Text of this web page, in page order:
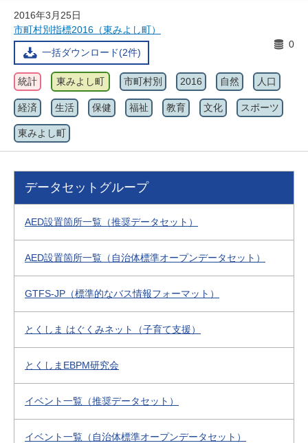
2016年3月25日
市町村別指標2016（東みよし町）
一括ダウンロード(2件)
0
統計 東みよし町 市町村別 2016 自然 人口
経済 生活 保健 福祉 教育 文化 スポーツ
東みよし町
データセットグループ
AED設置箇所一覧（推奨データセット）
AED設置箇所一覧（自治体標準オープンデータセット）
GTFS-JP（標準的なバス情報フォーマット）
とくしま はぐくみネット（子育て支援）
とくしまEBPM研究会
イベント一覧（推奨データセット）
イベント一覧（自治体標準オープンデータセット）